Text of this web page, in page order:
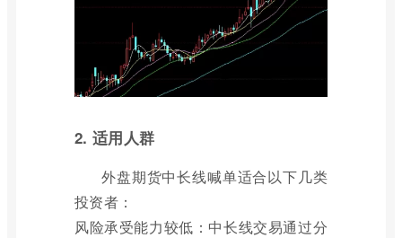
2. 适用人群
外盘期货中长线喊单适合以下几类
投资者：
风险承受能力较低：中长线交易通过分